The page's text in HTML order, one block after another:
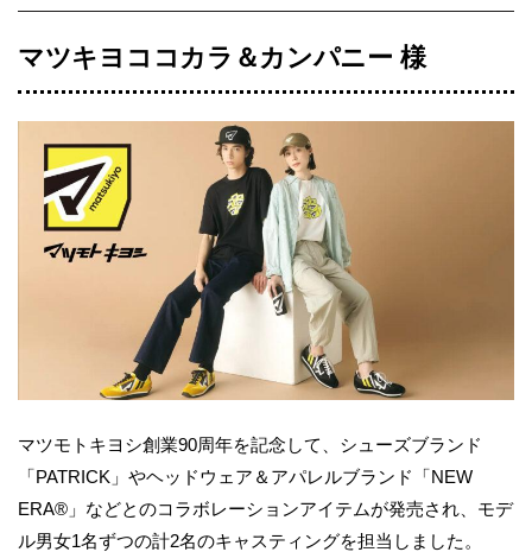
マツキヨココカラ＆カンパニー 様
マツモトキヨシ創業90周年を記念して、シューズブランド
「PATRICK」やヘッドウェア＆アパレルブランド「NEW
ERA®」などとのコラボレーションアイテムが発売され、モデ
ル男女1名ずつの計2名のキャスティングを担当しました。